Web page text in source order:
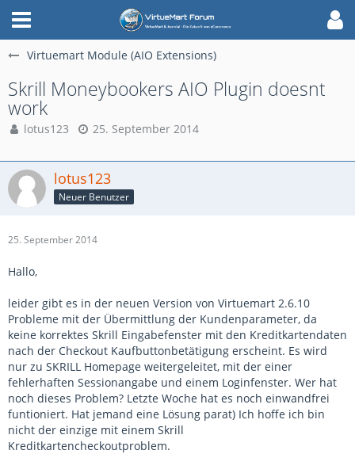
Virtuemart Module (AIO Extensions)
Skrill Moneybookers AIO Plugin doesnt
work
lotus123 25. September 2014
lotus123
Neuer Benutzer
25. September 2014
Hallo,
leider gibt es in der neuen Version von Virtuemart 2.6.10
Probleme mit der Übermittlung der Kundenparameter, da
keine korrektes Skrill Eingabefenster mit den Kreditkartendaten
nach der Checkout Kaufbuttonbetätigung erscheint. Es wird
nur zu SKRILL Homepage weitergeleitet, mit der einer
fehlerhaften Sessionangabe und einem Loginfenster. Wer hat
noch dieses Problem? Letzte Woche hat es noch einwandfrei
funtioniert. Hat jemand eine Lösung parat) Ich hoffe ich bin
nicht der einzige mit einem Skrill
Kreditkartencheckoutproblem.